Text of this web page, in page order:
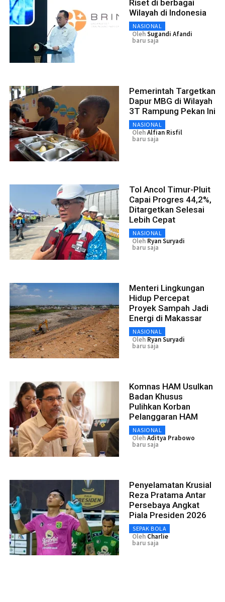
Riset di berbagai
Wilayah di Indonesia
NASIONAL
OlehSugandi Afandi
baru saja
Pemerintah Targetkan
Dapur MBG di Wilayah
3T Rampung Pekan Ini
NASIONAL
OlehAlfian Risfil
baru saja
Tol Ancol Timur-Pluit
Capai Progres 44,2%,
Ditargetkan Selesai
Lebih Cepat
NASIONAL
Oleh Ryan Suryadi
baru saja
Menteri Lingkungan
Hidup Percepat
Proyek Sampah Jadi
Energi di Makassar
NASIONAL
Oleh Ryan Suryadi
baru saja
Komnas HAM Usulkan
Badan Khusus
Pulihkan Korban
Pelanggaran HAM
NASIONAL
OlehAditya Prabowo
baru saja
Penyelamatan Krusial
Reza Pratama Antar
Persebaya Angkat
Piala Presiden 2026
SEPAK BOLA
Oleh Charlie
baru saja